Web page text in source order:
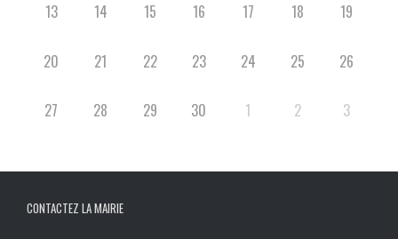
13 14 15 16 17 18 19
20 21 22 23 24 25 26
27 28 29 30 1 2 3
CONTACTEZ LA MAIRIE